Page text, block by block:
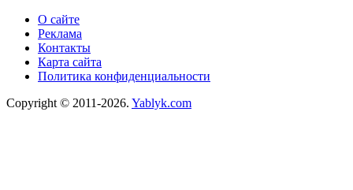
О сайте
Реклама
Контакты
Карта сайта
Политика конфиденциальности
Copyright © 2011-2026. Yablyk.сom